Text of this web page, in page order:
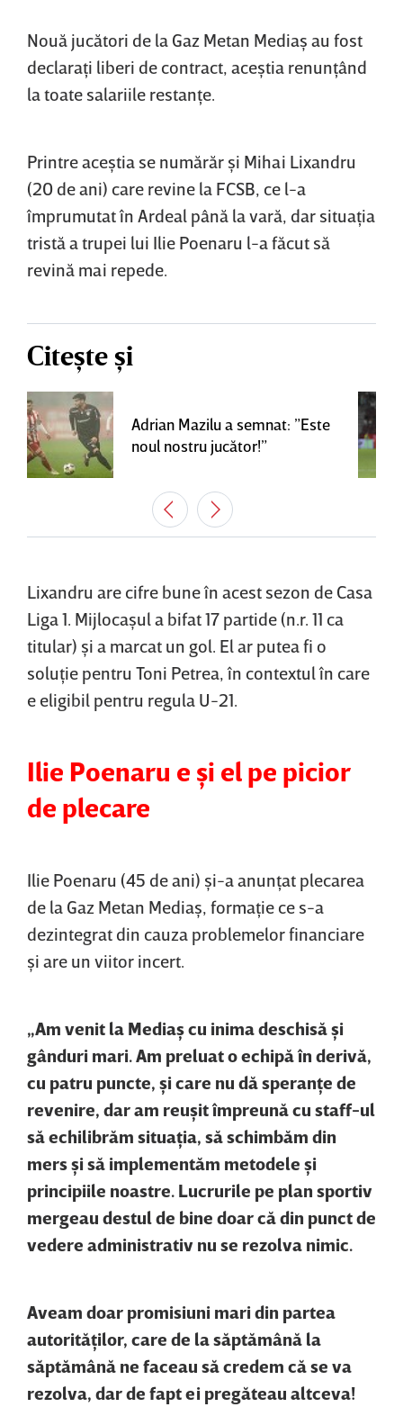
Nouă jucători de la Gaz Metan Mediaş au fost
declaraţi liberi de contract, aceştia renunţând
la toate salariile restanţe.
Printre aceştia se numărăr şi Mihai Lixandru
(20 de ani) care revine la FCSB, ce l-a
împrumutat în Ardeal până la vară, dar situaţia
tristă a trupei lui Ilie Poenaru l-a făcut să
revină mai repede.
Citește și
Adrian Mazilu a semnat: ”Este
noul nostru jucător!”
Lixandru are cifre bune în acest sezon de Casa
Liga 1. Mijlocaşul a bifat 17 partide (n.r. 11 ca
titular) şi a marcat un gol. El ar putea fi o
soluţie pentru Toni Petrea, în contextul în care
e eligibil pentru regula U-21.
Ilie Poenaru e şi el pe picior
de plecare
Ilie Poenaru (45 de ani) şi-a anunţat plecarea
de la Gaz Metan Mediaş, formaţie ce s-a
dezintegrat din cauza problemelor financiare
şi are un viitor incert.
„Am venit la Mediaş cu inima deschisă şi
gânduri mari. Am preluat o echipă în derivă,
cu patru puncte, şi care nu dă speranţe de
revenire, dar am reuşit împreună cu staff-ul
să echilibrăm situaţia, să schimbăm din
mers şi să implementăm metodele şi
principiile noastre. Lucrurile pe plan sportiv
mergeau destul de bine doar că din punct de
vedere administrativ nu se rezolva nimic.
Aveam doar promisiuni mari din partea
autorităţilor, care de la săptămână la
săptămână ne faceau să credem că se va
rezolva, dar de fapt ei pregăteau altceva!